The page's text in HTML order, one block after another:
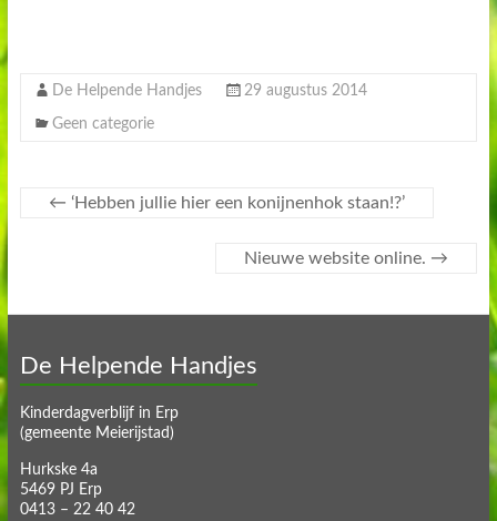
De Helpende Handjes 29 augustus 2014
Geen categorie
← ‘Hebben jullie hier een konijnenhok staan!?’
Nieuwe website online. →
De Helpende Handjes
Kinderdagverblijf in Erp
(gemeente Meierijstad)
Hurkske 4a
5469 PJ Erp
0413 – 22 40 42